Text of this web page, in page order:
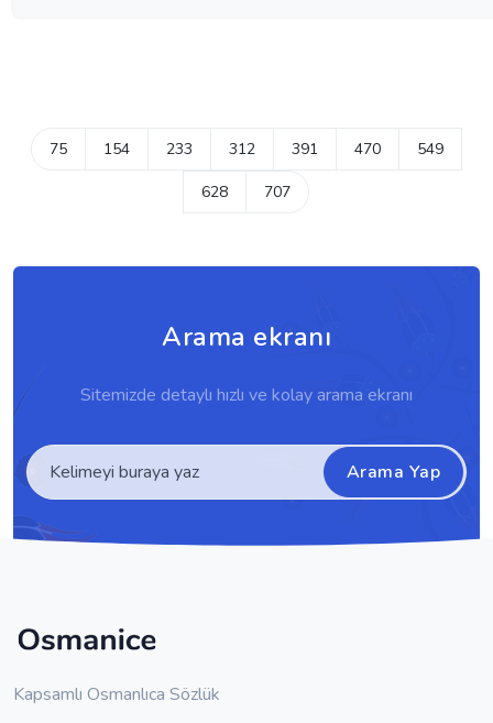
75 154 233 312 391 470 549
628 707
Arama ekranı
Sitemizde detaylı hızlı ve kolay arama ekranı
Arama Yap
Kapsamlı Osmanlıca Sözlük